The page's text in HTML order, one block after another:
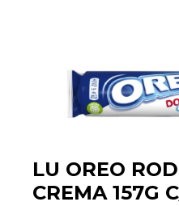
LU OREO
CREMA 157G